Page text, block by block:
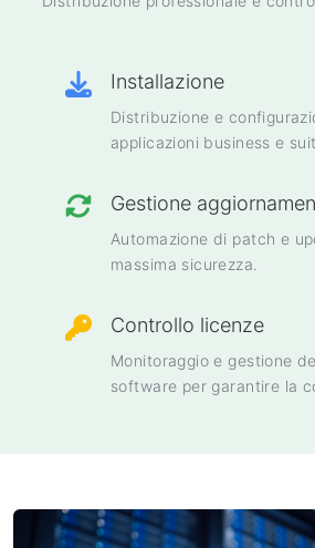
Installazione
Distribuzione e
applicazioni business e
Gestione
Automazione di patch e
massima sicurezza.
Controllo licenze
Monitoraggio e gestione
software per garantire la